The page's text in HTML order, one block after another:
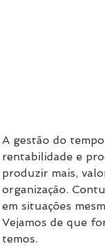
A gestão do
rentabilidade e
produzir mais,
organização.
em situações
Vejamos de que
temos.